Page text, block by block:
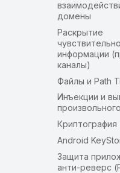
домены
Раскрытие
информации
каналы)
Файлы и Path
Инъекции и
Криптография
Android
Защита
анти-реверс